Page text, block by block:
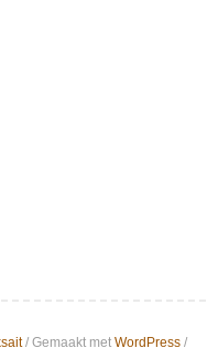
/ Gemaakt met WordPress/